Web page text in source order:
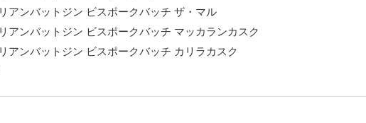
アンバットジン ビスポークバッチ ザ・マル
アンバットジン ビスポークバッチ マッカランカスク
アンバットジン ビスポークバッチ カリラカスク